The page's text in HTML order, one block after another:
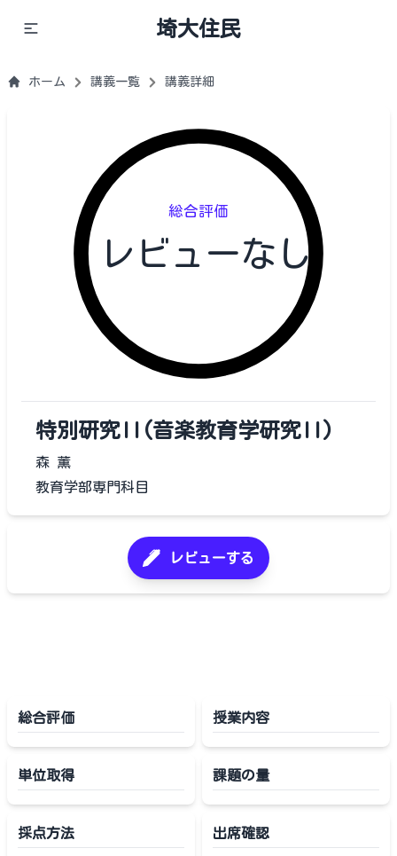
埼大住民
ホーム 講義一覧 講義詳細
総合評価
レビューなし
特別研究II(音楽教育学研究II)
森 薫
教育学部専門科目
レビューする
総合評価 授業内容
単位取得 課題の量
採点方法 出席確認